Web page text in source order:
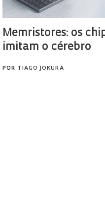
Memristores: os
imitam o cérebro
POR TIAGO JOKURA